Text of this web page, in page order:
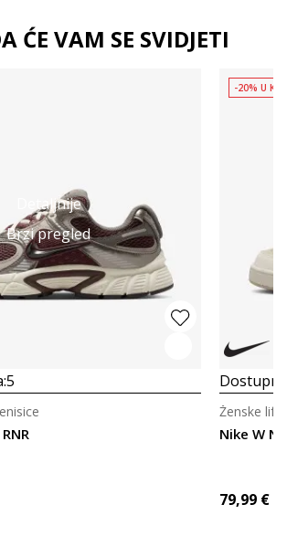
ĆE VAM SE SVIDJETI
Detaljnije
Brzi pregled
5
-20% U
Nike W
Ženske
79,99 €